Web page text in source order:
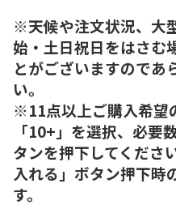
※天候や注文状況、大
始・土日祝日をはさむ
とがございますのであ
い。
※11点以上ご購入希望
「10+」を選択、必要
タンを押下してくださ
入れる」ボタン押下時
す。